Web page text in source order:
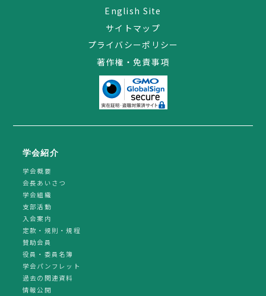
English Site
サイトマップ
プライバシーポリシー
著作権・免責事項
学会紹介
学会概要
会長あいさつ
学会組織
支部活動
入会案内
定款・規則・規程
賛助会員
役員・委員名簿
学会パンフレット
過去の関連資料
情報公開